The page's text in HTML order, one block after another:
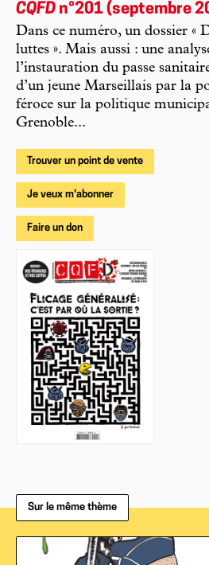
CQFD n°201 (septembre
Dans ce numéro, un dossier «
luttes ». Mais aussi : une
l’instauration du passe
d’un jeune Marseillais par la
féroce sur la politique
Grenoble...
Trouver un point de vente
Je veux m'abonner
Faire un don
Sur le même thème